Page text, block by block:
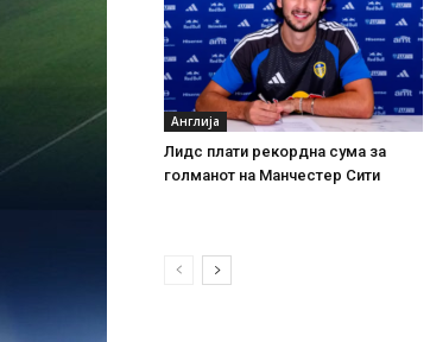
Англија
Лидс плати рекордна сума за
голманот на Манчестер Сити